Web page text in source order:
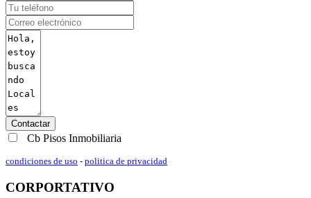
Contactar
Cb Pisos Inmobiliaria
condiciones de uso - politica de privacidad
CORPORTATIVO